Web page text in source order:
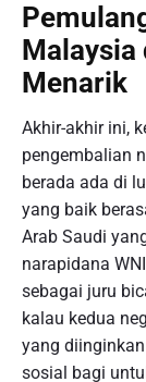
Malaysia
Menarik
Akhir-akhir ini,
pengembalian
berada ada di
yang baik
Arab Saudi
narapidana
sebagai juru
kalau kedua
yang
sosial bagi